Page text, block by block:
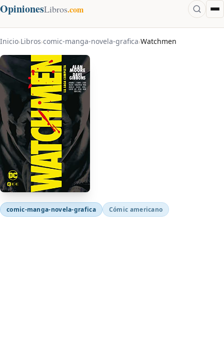
OpinionesLibros.com
Inicio›Libros›comic-manga-novela-grafica›Watchmen
comic-manga-novela-grafica Cómic americano